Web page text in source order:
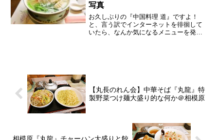
写真
お久しぶりの『中国料理 道』ですよ！
と、言う訳でインターネットを徘徊して
いたら、なんか気になるメニューを発見
【丸長のれん会】中華そば『丸龍』特
製野菜つけ麺大盛り的な何か＠相模原
相模原『丸龍』チャーハン大盛りと餃